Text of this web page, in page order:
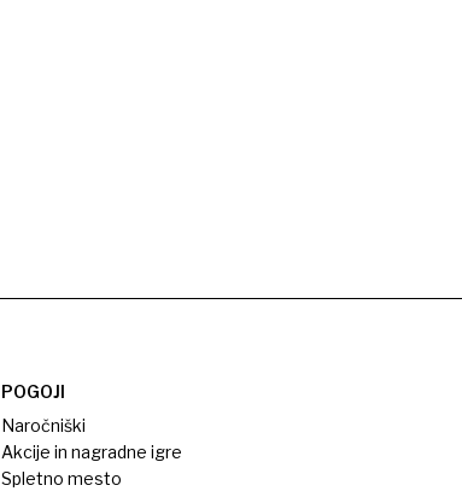
POGOJI
Naročniški
Akcije in nagradne igre
Spletno mesto